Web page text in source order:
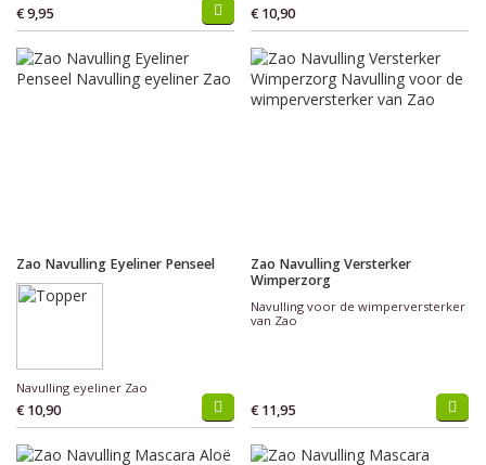
€ 9,95 € 10,90
Zao Navulling Eyeliner Penseel
Navulling eyeliner Zao
€ 10,90
Zao Navulling Versterker
Wimperzorg
Navulling voor de wimperversterker
van Zao
€ 11,95